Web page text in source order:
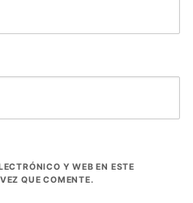
Y WEB EN ESTE
QUE COMENTE.